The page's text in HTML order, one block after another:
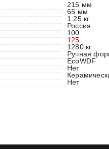
215 мм
65 мм
1.25 кг
Россия
100
125
1280 кг
Ручная
EcoWDF
Нет
Нет